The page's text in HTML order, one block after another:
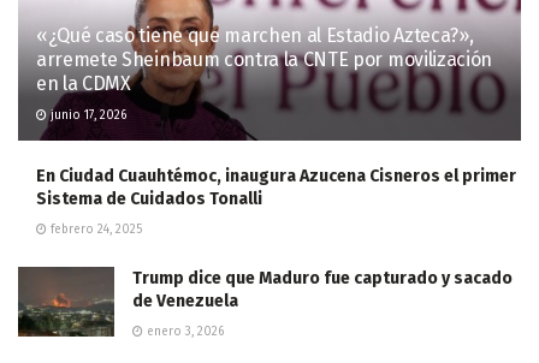
«¿Qué caso tiene que marchen al Estadio Azteca?»,
arremete Sheinbaum contra la CNTE por movilización
en la CDMX
junio 17, 2026
En Ciudad Cuauhtémoc, inaugura Azucena Cisneros el primer
Sistema de Cuidados Tonalli
febrero 24, 2025
Trump dice que Maduro fue capturado y sacado
de Venezuela
enero 3, 2026